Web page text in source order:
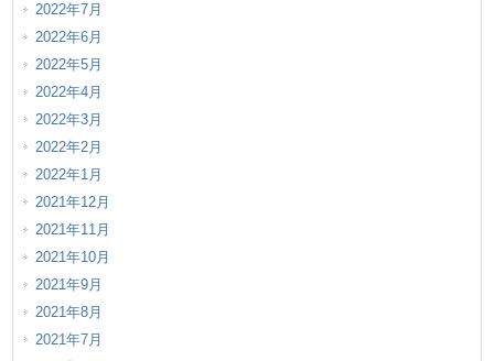
2022年7月
2022年6月
2022年5月
2022年4月
2022年3月
2022年2月
2022年1月
2021年12月
2021年11月
2021年10月
2021年9月
2021年8月
2021年7月